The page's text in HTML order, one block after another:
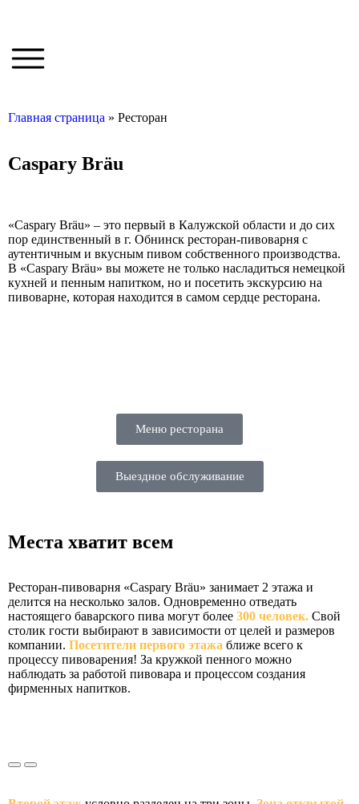
Главная страница » Ресторан
Caspary Bräu
«Caspary Bräu» – это первый в Калужской области и до сих
пор единственный в г. Обнинск ресторан-пивоварня с
аутентичным и вкусным пивом собственного производства.
В «Caspary Bräu» вы можете не только насладиться немецкой
кухней и пенным напитком, но и посетить экскурсию на
пивоварне, которая находится в самом сердце ресторана.
Меню ресторана
Выездное обслуживание
Места хватит всем
Ресторан-пивоварня «Caspary Bräu» занимает 2 этажа и
делится на несколько залов. Одновременно отведать
настоящего баварского пива могут более 300 человек. Свой
столик гости выбирают в зависимости от целей и размеров
компании. Посетители первого этажа ближе всего к
процессу пивоварения! За кружкой пенного можно
наблюдать за работой пивовара и процессом создания
фирменных напитков.